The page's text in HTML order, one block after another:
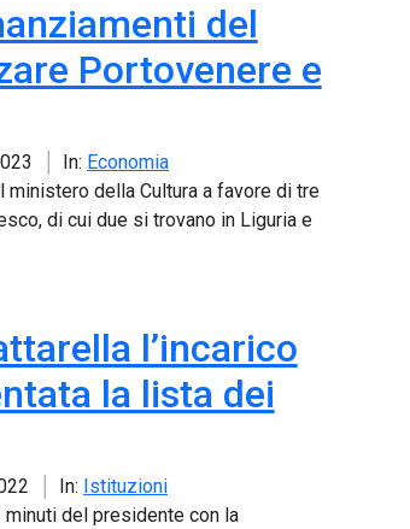
del
Portovenere e
In: Economia
ministero della Cultura a favore di tre
di cui due si trovano in Liguria e
l’incarico
la lista dei
In: Istituzioni
del presidente con la